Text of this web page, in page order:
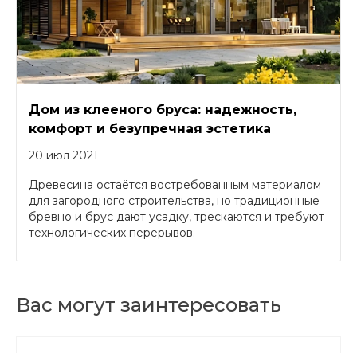
Дом из клееного бруса: надежность,
комфорт и безупречная эстетика
20 июл 2021
Древесина остаётся востребованным материалом
для загородного строительства, но традиционные
бревно и брус дают усадку, трескаются и требуют
технологических перерывов.
Вас могут заинтересовать